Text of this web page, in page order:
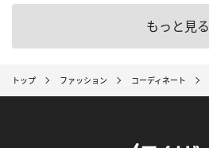
もっと見る
トップ ファッション コーディネート